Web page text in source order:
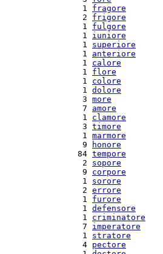
  1
fragore
  2
frigore
  1
fulgore
  1
iuniore
  1
superiore
  1
anteriore
  1
calore
  1
flore
  1
colore
  1
dolore
  3
more
  7
amore
  1
clamore
  3
timore
  1
marmore
  9
honore
84 tempore
  2
sopore
  9
corpore
  1
sorore
  2
errore
  1
furore
  1
defensore
  1
criminatore
  7
imperatore
  1
stratore
  4
pectore